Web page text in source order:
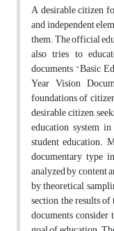
A desirable citizen
and independent
them. The official
also tries to
documents "Basic
Year Vision
foundations of
desirable citizen,
education system
student education.
documentary type
analyzed by content
by theoretical
section, the results
documents